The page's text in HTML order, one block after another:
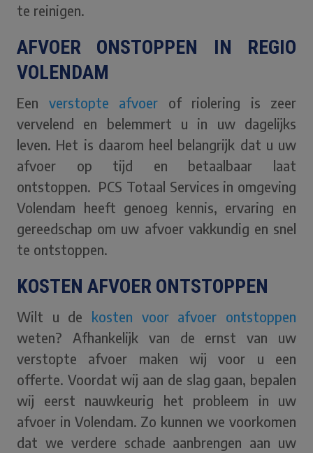
te reinigen.
AFVOER ONSTOPPEN IN REGIO
VOLENDAM
Een verstopte afvoer of riolering is zeer
vervelend en belemmert u in uw dagelijks
leven. Het is daarom heel belangrijk dat u uw
afvoer op tijd en betaalbaar laat
ontstoppen. PCS Totaal Services in omgeving
Volendam heeft genoeg kennis, ervaring en
gereedschap om uw afvoer vakkundig en snel
te ontstoppen.
KOSTEN AFVOER ONTSTOPPEN
Wilt u de kosten voor afvoer ontstoppen
weten? Afhankelijk van de ernst van uw
verstopte afvoer maken wij voor u een
offerte. Voordat wij aan de slag gaan, bepalen
wij eerst nauwkeurig het probleem in uw
afvoer in Volendam. Zo kunnen we voorkomen
dat we verdere schade aanbrengen aan uw